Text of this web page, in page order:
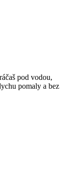
pod vodou,
pomaly a bez